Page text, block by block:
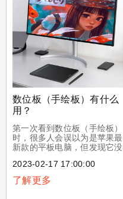
数位板（手绘板）有什么
用？
第一次看到数位板（手绘板）
时，很多人会误以为是苹果最
新款的平板电脑，但发现它没
他们不知道，数位板其实是一
种可供使用的创作工具，并在
很大程度上改变了用户的工作
2023-02-17 17:00:00
了解更多